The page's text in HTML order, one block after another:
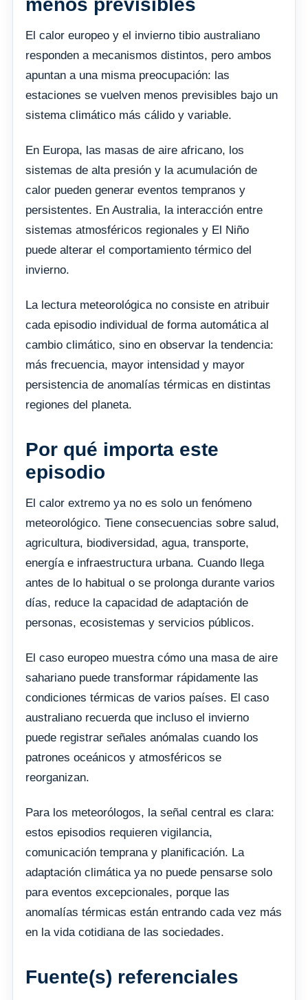
menos previsibles
El calor europeo y el invierno tibio australiano
responden a mecanismos distintos, pero ambos
apuntan a una misma preocupación: las
estaciones se vuelven menos previsibles bajo un
sistema climático más cálido y variable.
En Europa, las masas de aire africano, los
sistemas de alta presión y la acumulación de
calor pueden generar eventos tempranos y
persistentes. En Australia, la interacción entre
sistemas atmosféricos regionales y El Niño
puede alterar el comportamiento térmico del
invierno.
La lectura meteorológica no consiste en atribuir
cada episodio individual de forma automática al
cambio climático, sino en observar la tendencia:
más frecuencia, mayor intensidad y mayor
persistencia de anomalías térmicas en distintas
regiones del planeta.
Por qué importa este
episodio
El calor extremo ya no es solo un fenómeno
meteorológico. Tiene consecuencias sobre salud,
agricultura, biodiversidad, agua, transporte,
energía e infraestructura urbana. Cuando llega
antes de lo habitual o se prolonga durante varios
días, reduce la capacidad de adaptación de
personas, ecosistemas y servicios públicos.
El caso europeo muestra cómo una masa de aire
sahariano puede transformar rápidamente las
condiciones térmicas de varios países. El caso
australiano recuerda que incluso el invierno
puede registrar señales anómalas cuando los
patrones oceánicos y atmosféricos se
reorganizan.
Para los meteorólogos, la señal central es clara:
estos episodios requieren vigilancia,
comunicación temprana y planificación. La
adaptación climática ya no puede pensarse solo
para eventos excepcionales, porque las
anomalías térmicas están entrando cada vez más
en la vida cotidiana de las sociedades.
Fuente(s) referenciales